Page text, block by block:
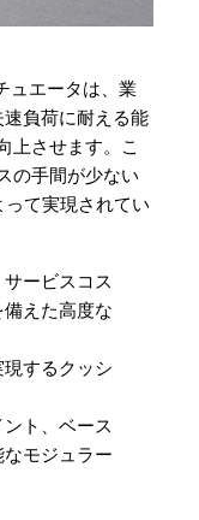
ュエータは、業
負荷に耐える能
上させます。こ
の手間が少ない
て実現されてい
ービスコス
えた高度な
するクッシ
ト、ベース
モジュラー